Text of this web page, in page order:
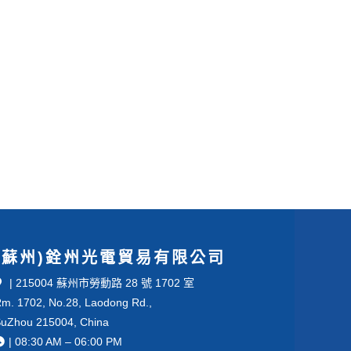
州)銓州光電貿易有限公司
| 215004 蘇州市勞動路 28 號 1702 室
1702, No.28, Laodong Rd.,
215004, China
| 08:30 AM – 06:00 PM